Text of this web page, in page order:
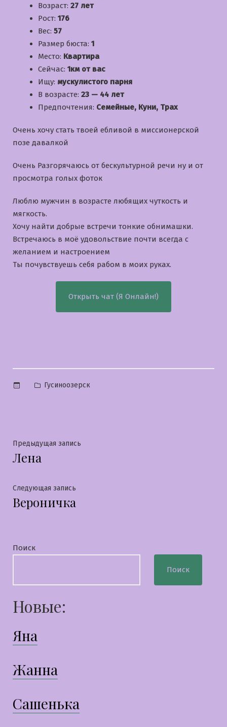
Возраст: 27 лет
Рост: 176
Вес: 57
Размер бюста: 1
Место: Квартира
Сейчас: 1км от вас
Ищу: мускулистого парня
В возрасте: 23 — 44 лет
Предпочтения: Семейные, Куни, Трах
Очень хочу стать твоей ебливой в миссионерской
позе давалкой
Очень Разгорячаюсь от бескультурной речи ну и от
просмотра голых фоток
Люблю мужчин в возрасте любящих чуткость и
мягкость.
Хочу найти добрые встречи тонкие обнимашки.
Встречаюсь в моё удовольствие почти всегда с
желанием и настроением
Ты почувствуешь себя рабом в моих руках.
Открыть чат (Я Онлайн!)
Опубликовано
Гусиноозерск
Навигация
по
записям
Предыдущая запись
Лена
Следующая запись
Вероничка
Поиск
Поиск
Новые:
Яна
Жанна
Сашенька